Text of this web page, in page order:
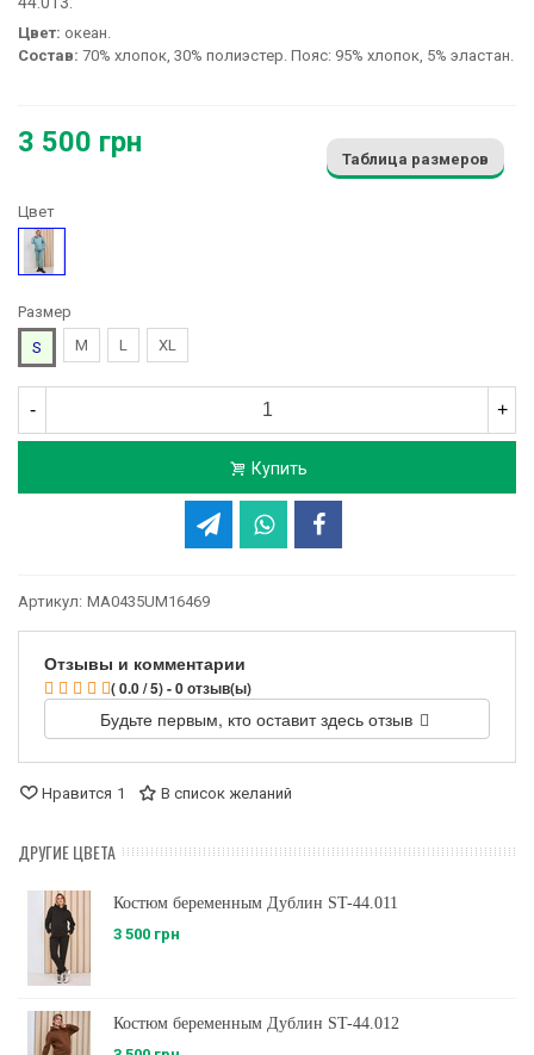
Цвет: океан.
Состав: 70% хлопок, 30% полиэстер. Пояс: 95% хлопок, 5% эластан.
3 500 грн
Таблица размеров
Цвет
Голубой
Размер
S
M L XL
- +
Купить
Артикул: MA0435UM16469
Отзывы и комментарии
( 0.0 / 5) - 0 отзыв(ы)
Будьте первым, кто оставит здесь отзыв
Нравится 1 В список желаний
ДРУГИЕ ЦВЕТА
Костюм беременным Дублин ST-44.011
3 500 грн
Костюм беременным Дублин ST-44.012